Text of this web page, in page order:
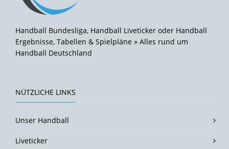
Handball Bundesliga, Handball Liveticker oder Handball
Ergebnisse, Tabellen & Spielpläne » Alles rund um
Handball Deutschland
NÜTZLICHE LINKS
Unser Handball
Liveticker